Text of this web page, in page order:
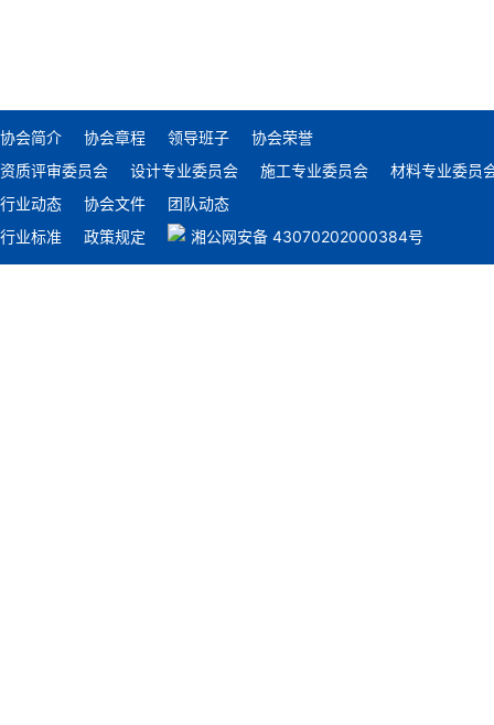
协会简介 协会章程 领导班子
协会荣誉
资质评审委员会
设计专业委员会 施工专业委员会
材料专业委员
行业动态
协会文件
团队动态
行业标准
政策规定 湘公网安备 43070202000384号